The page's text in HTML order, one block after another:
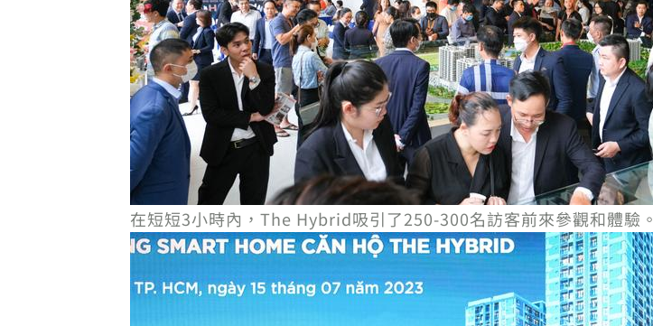
在短短3小時內，The Hybrid吸引了250-300名訪客前來參觀和體驗。